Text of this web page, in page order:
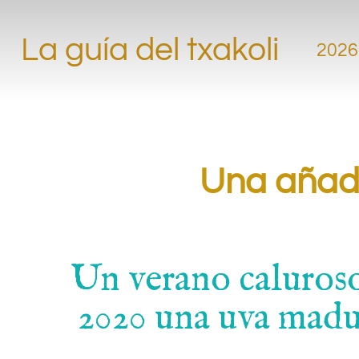
La guía del txakoli 2026
.
Una
Un verano
2020 una uva